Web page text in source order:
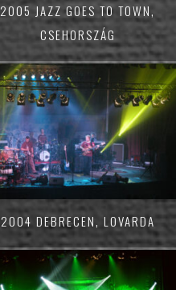
2005 JAZZ GOES TO TOWN,
CSEHORSZÁG
2004 DEBRECEN, LOVARDA